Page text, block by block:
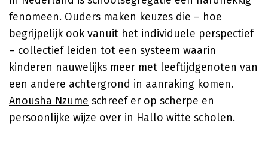
fenomeen. Ouders maken keuzes die – hoe
begrijpelijk ook vanuit het individuele perspectief
– collectief leiden tot een systeem waarin
kinderen nauwelijks meer met leeftijdgenoten van
een andere achtergrond in aanraking komen.
Anousha Nzume schreef er op scherpe en
persoonlijke wijze over in Hallo witte scholen.